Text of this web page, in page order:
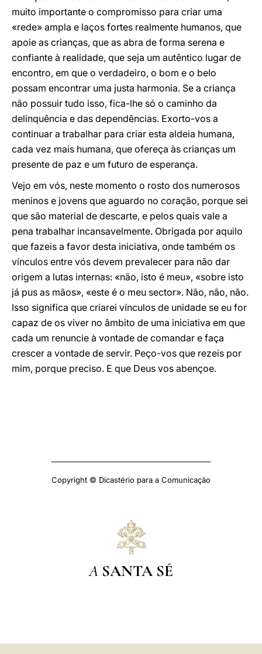
muito importante o compromisso para criar uma
«rede» ampla e laços fortes realmente humanos, que
apoie as crianças, que as abra de forma serena e
confiante à realidade, que seja um autêntico lugar de
encontro, em que o verdadeiro, o bom e o belo
possam encontrar uma justa harmonia. Se a criança
não possuir tudo isso, fica-lhe só o caminho da
delinquência e das dependências. Exorto-vos a
continuar a trabalhar para criar esta aldeia humana,
cada vez mais humana, que ofereça às crianças um
presente de paz e um futuro de esperança.
Vejo em vós, neste momento o rosto dos numerosos
meninos e jovens que aguardo no coração, porque sei
que são material de descarte, e pelos quais vale a
pena trabalhar incansavelmente. Obrigada por aquilo
que fazeis a favor desta iniciativa, onde também os
vínculos entre vós devem prevalecer para não dar
origem a lutas internas: «não, isto é meu», «sobre isto
já pus as mãos», «este é o meu sector». Não, não, não.
Isso significa que criarei vínculos de unidade se eu for
capaz de os viver no âmbito de uma iniciativa em que
cada um renuncie à vontade de comandar e faça
crescer a vontade de servir. Peço-vos que rezeis por
mim, porque preciso. E que Deus vos abençoe.
Copyright © Dicastério para a Comunicação
A SANTA SÉ